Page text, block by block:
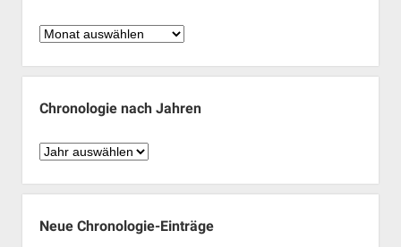
Chronologie
Monaten
Chronologie nach Jahren
Chronologie
Jahren
Neue Chronologie-Einträge